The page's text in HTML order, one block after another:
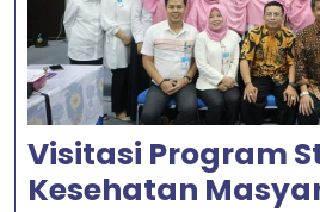
Visitasi Program
Kesehatan